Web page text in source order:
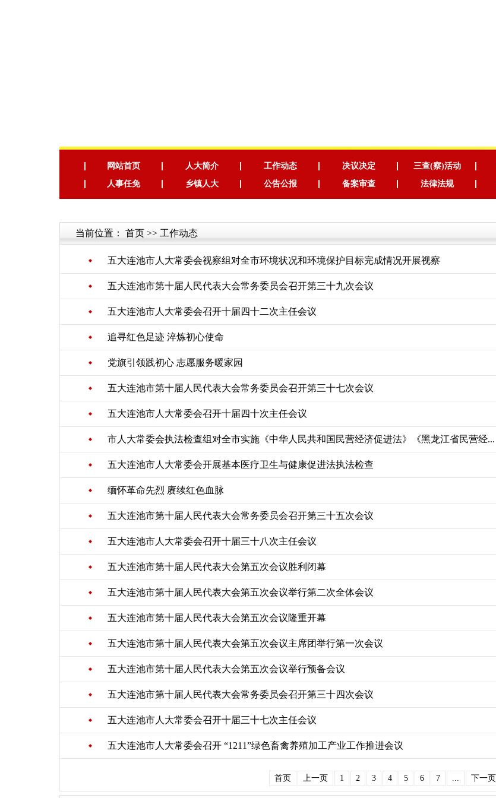
网站首页 人大简介 工作动态 决议决定 三查(察)活动
人事任免
乡镇人大 公告公报 备案审查 法律法规
当前位置： 首页 >> 工作动态
五大连池市人大常委会视察组对全市环境状况和环境保护目标完成情况开展视察
五大连池市第十届人民代表大会常务委员会召开第三十九次会议
五大连池市人大常委会召开十届四十二次主任会议
追寻红色足迹 淬炼初心使命
党旗引领践初心 志愿服务暖家园
五大连池市第十届人民代表大会常务委员会召开第三十七次会议
五大连池市人大常委会召开十届四十次主任会议
市人大常委会执法检查组对全市实施《中华人民共和国民营经济促进法》《黑龙江省民营经...
五大连池市人大常委会开展基本医疗卫生与健康促进法执法检查
缅怀革命先烈 赓续红色血脉
五大连池市第十届人民代表大会常务委员会召开第三十五次会议
五大连池市人大常委会召开十届三十八次主任会议
五大连池市第十届人民代表大会第五次会议胜利闭幕
五大连池市第十届人民代表大会第五次会议举行第二次全体会议
五大连池市第十届人民代表大会第五次会议隆重开幕
五大连池市第十届人民代表大会第五次会议主席团举行第一次会议
五大连池市第十届人民代表大会第五次会议举行预备会议
五大连池市第十届人民代表大会常务委员会召开第三十四次会议
五大连池市人大常委会召开十届三十七次主任会议
五大连池市人大常委会召开 “1211”绿色畜禽养殖加工产业工作推进会议
首页 上一页 1 2 3 4 5 6 7 ... 下一页